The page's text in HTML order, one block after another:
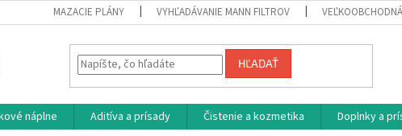
MAZACIE PLÁNY VYHĽADÁVANIE MANN FILTROV
HĽADAŤ
náplne Aditíva a prísady Čistenie a kozmetika Doplnky a